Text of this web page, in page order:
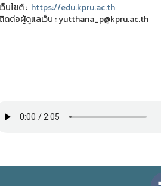
ว็บไชต์ : https://edu.kpru.ac.th
ดต่อผู้ดูแลเว็บ : yutthana_p@kpru.ac.th